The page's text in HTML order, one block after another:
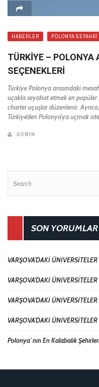
HABERLER POLONYA SEYAHAT
TÜRKIYE – POLONYA
SEÇENEKLERI
Türkiye Polonya arasındaki
uçakla seyahat etmek en popüler
charter uçuşlar düzenlenir.
Türkiye’den Polonya’ya uçmak
ADMIN
SON YORUMLAR
VARŞOVA’DAKİ ÜNİVERSİTELER
VARŞOVA’DAKİ ÜNİVERSİTELER
VARŞOVA’DAKİ ÜNİVERSİTELER
VARŞOVA’DAKİ ÜNİVERSİTELER
Polonya`nın En Kalabalık